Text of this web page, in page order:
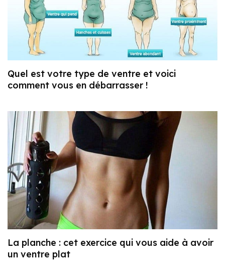
Quel est votre type de ventre et voici
comment vous en débarrasser !
La planche : cet exercice qui vous aide à avoir
un ventre plat